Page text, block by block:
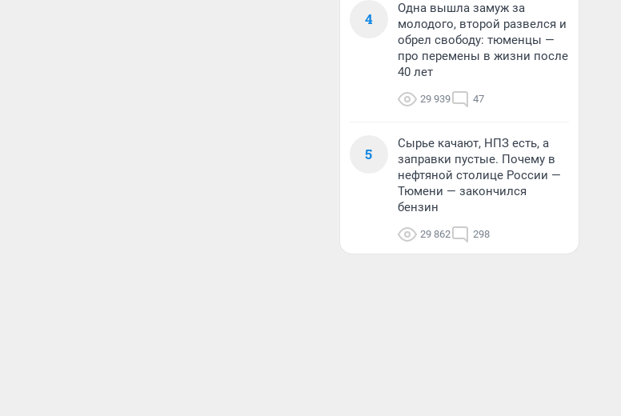
4
Одна вышла замуж за
молодого, второй развелся и
обрел свободу: тюменцы —
про перемены в жизни после
40 лет
29 939 47
5
Сырье качают, НПЗ есть, а
заправки пустые. Почему в
нефтяной столице России —
Тюмени — закончился
бензин
29 862 298